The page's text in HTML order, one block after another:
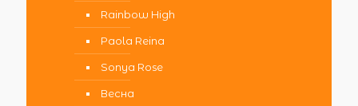
Rainbow High
Paola Reina
Sonya Rose
Весна